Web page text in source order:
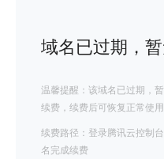
域名已过期，
温馨提醒：该域名已过期，
续费，续费后可恢复正常使用
续费路径：登录腾讯云控制
名完成续费